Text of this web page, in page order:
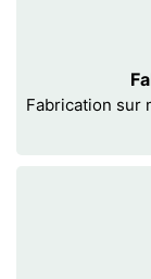
Fabrication sur